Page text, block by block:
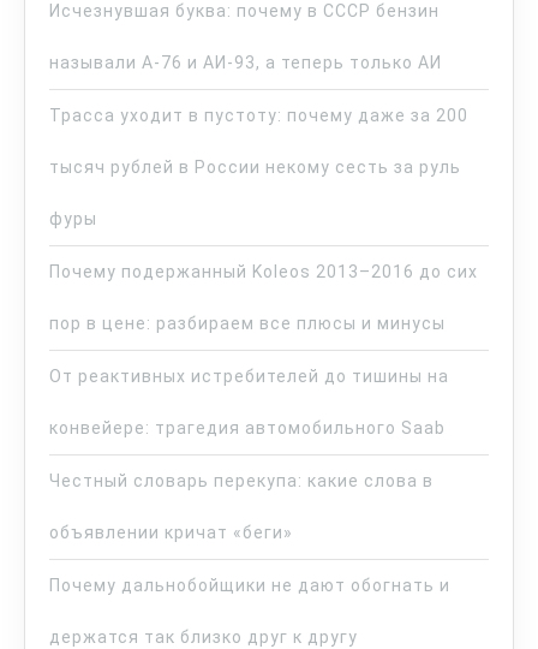
Исчезнувшая буква: почему в СССР бензин
называли А-76 и АИ-93, а теперь только АИ
Трасса уходит в пустоту: почему даже за 200
тысяч рублей в России некому сесть за руль
фуры
Почему подержанный Koleos 2013–2016 до сих
пор в цене: разбираем все плюсы и минусы
От реактивных истребителей до тишины на
конвейере: трагедия автомобильного Saab
Честный словарь перекупа: какие слова в
объявлении кричат «беги»
Почему дальнобойщики не дают обогнать и
держатся так близко друг к другу